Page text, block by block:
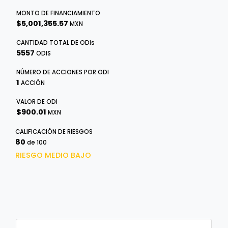
MONTO DE FINANCIAMIENTO
$5,001,355.57 MXN
CANTIDAD TOTAL DEODIs
5557 ODIS
NÚMERO DE ACCIONES POR ODI
1 ACCIÓN
VALOR DE ODI
$900.01 MXN
CALIFICACIÓN DE RIESGOS
80 de 100
RIESGO MEDIO BAJO